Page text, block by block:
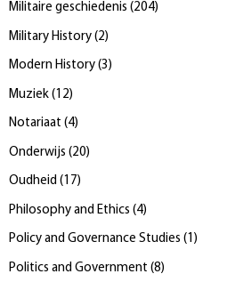
Militaire geschiedenis (204)
Military History (2)
Modern History (3)
Muziek (12)
Notariaat (4)
Onderwijs (20)
Oudheid (17)
Philosophy and Ethics (4)
Policy and Governance Studies (1 )
Politics and Government (8)